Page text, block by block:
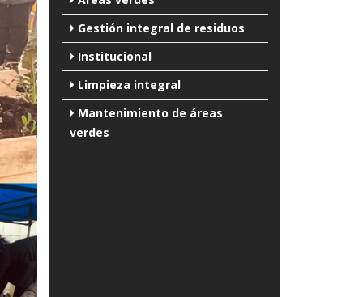
Gestión integral de residuos
Institucional
Limpieza integral
Mantenimiento de áreas
verdes